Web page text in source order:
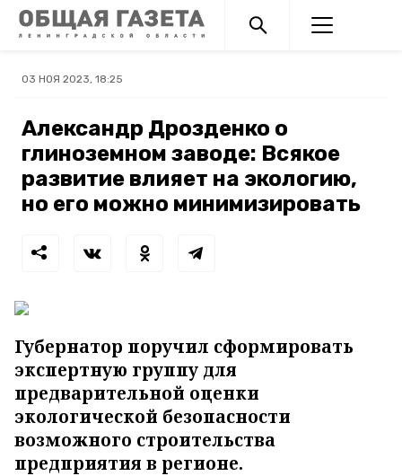
03 НОЯ 2023, 18:25
Александр Дрозденко о
глиноземном заводе: Всякое
развитие влияет на экологию,
но его можно минимизировать
Губернатор поручил сформировать
экспертную группу для
предварительной оценки
экологической безопасности
возможного строительства
предприятия в регионе.